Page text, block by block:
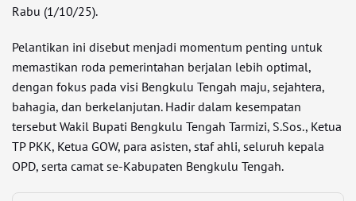
Rabu (1/10/25).
Pelantikan ini disebut menjadi momentum penting untuk
memastikan roda pemerintahan berjalan lebih optimal,
dengan fokus pada visi Bengkulu Tengah maju, sejahtera,
bahagia, dan berkelanjutan. Hadir dalam kesempatan
tersebut Wakil Bupati Bengkulu Tengah Tarmizi, S.Sos., Ketua
TP PKK, Ketua GOW, para asisten, staf ahli, seluruh kepala
OPD, serta camat se-Kabupaten Bengkulu Tengah.